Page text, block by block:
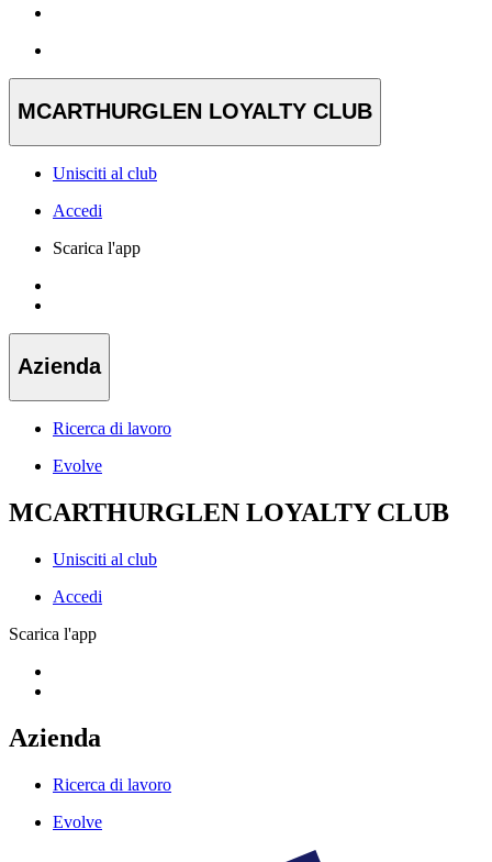
MCARTHURGLEN LOYALTY CLUB
Unisciti al club
Accedi
Scarica l'app
Azienda
Ricerca di lavoro
Evolve
MCARTHURGLEN LOYALTY CLUB
Unisciti al club
Accedi
Scarica l'app
Azienda
Ricerca di lavoro
Evolve